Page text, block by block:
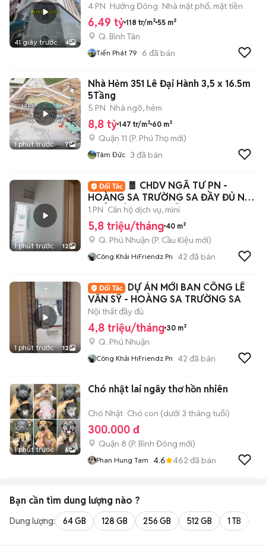
41 giây trước 4
4 PN Hướng Đông Nhà mặt phố, mặt tiền
6,49 tỷ 118 tr/m² 55 m²
Q. Bình Tân
Tiến Phát 79 6 đã bán
1 phút trước 7
Nhà Hẻm 351 Lê Đại Hành 3,5 x 16.5m
5Tầng
5 PN Nhà ngõ, hẻm
8,8 tỷ 147 tr/m² 60 m²
Quận 11 (P. Phú Thọ mới)
Tâm Đức 3 đã bán
1 phút trước 12
🧧 CHDV NGÃ TƯ PN -
HOÀNG SA TRƯỜNG SA ĐẦY ĐỦ NỘI
THẤT SIÊU RỘNG RÃI
1 PN Căn hộ dịch vụ, mini
5,8 triệu/tháng 40 m²
Q. Phú Nhuận (P. Cầu Kiệu mới)
Công Khải HiFriendz Pn 42 đã bán
1 phút trước 12
DỰ ÁN MỚI BAN CÔNG LÊ
VĂN SỸ - HOÀNG SA TRƯỜNG SA
Nội thất đầy đủ
4,8 triệu/tháng 30 m²
Q. Phú Nhuận
Công Khải HiFriendz Pn 42 đã bán
1 phút trước 6
Chó nhật lai ngây thơ hồn nhiên
Chó Nhật Chó con (dưới 3 tháng tuổi)
300.000 đ
Quận 8 (P. Bình Đông mới)
Phan Hung Tam 4.6 462 đã bán
Bạn cần tìm dung lượng nào ?
Dung lượng: 64 GB 128 GB 256 GB 512 GB 1 TB